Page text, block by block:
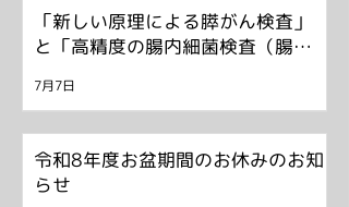
「新しい原理による膵がん検査」
と「高精度の腸内細菌検査（腸内
7月7日
令和8年度お盆期間のお休みのお知
らせ